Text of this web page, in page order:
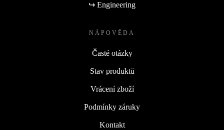
↪ Engineering
NÁPOVĚDA
Časté otázky
Stav produktů
Vrácení zboží
Podmínky záruky
Kontakt